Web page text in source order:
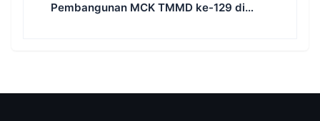
Pembangunan MCK TMMD ke-129 di